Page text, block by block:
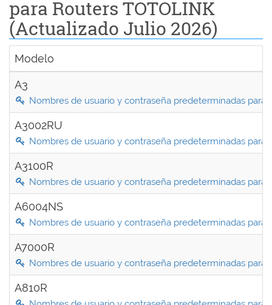
para Routers TOTOLINK
(Actualizado Julio 2026)
Modelo
A3
Nombres de usuario y contraseña predeterminadas para
A3002RU
Nombres de usuario y contraseña predeterminadas para
A3100R
Nombres de usuario y contraseña predeterminadas para
A6004NS
Nombres de usuario y contraseña predeterminadas para
A7000R
Nombres de usuario y contraseña predeterminadas para
A810R